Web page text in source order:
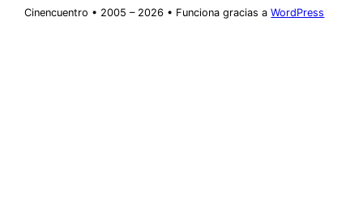
Cinencuentro • 2005 – 2026 • Funciona gracias aWordPress